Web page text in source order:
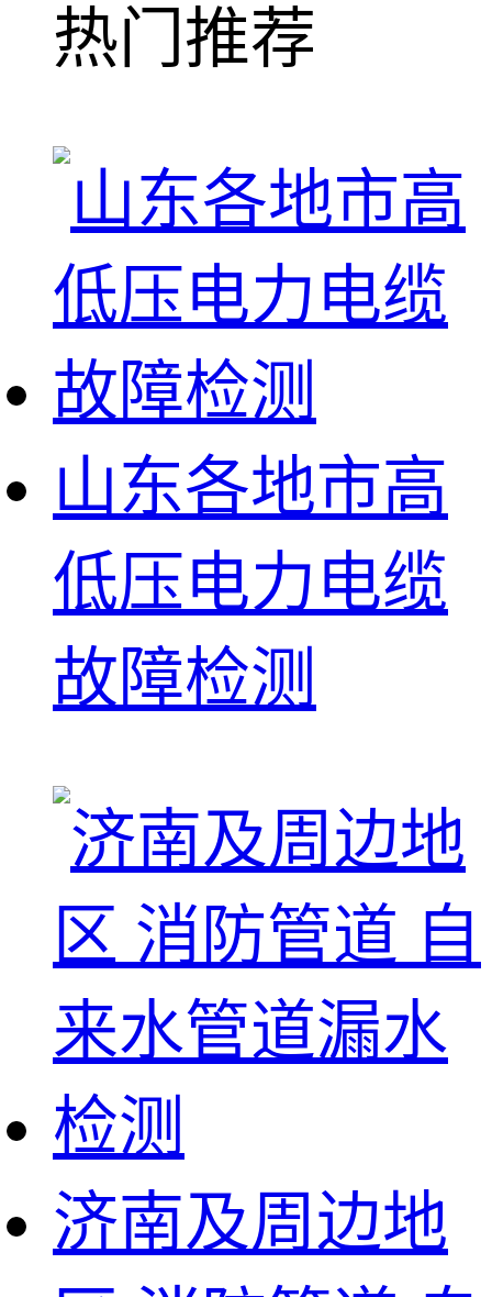
热门推荐
山东各地市高
低压电力电缆
故障检测
济南及周边地